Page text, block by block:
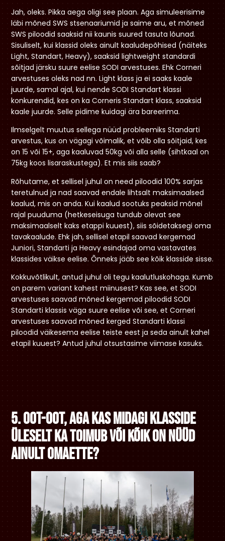
Jah, oleks. Pikka aega oligi see plaan. Aga simuleerisime
läbi mõned SWS stsenaariumid ja saime aru, et mõned
SWS piloodid saaksid nii kaunis suured tasuta lõunad.
Sisuliselt, kui klassid oleks ainult kaaludepõhised (näiteks
Light, Standart, Heavy), saaksid lightweight standardi
sõitjad järsku suure eelise SODI arvestuses. Ehk Corneri
arvestuses oleks nad nn. Light klass ja ei saaks kaale
juurde, samal ajal, kui nende SODI Standart klassi
konkurendid, kes on ka Corneris Standart klass, saaksid
kaale juurde. Selle pidime kuidagi ära bareerima.
Ilmselgelt muutus sellega nüüd probleemiks Standarti
arvestus, kus on vägagi võimalik, et võib olla sõitjaid, kes
on 15 või 15+, aga kaaluvad 50kg või alla selle (sihtkaal on
75kg koos lisaraskustega). Et mis siis saab?
Rõhutame, et sellisel juhul on need piloodid 100% sarjas
teretulnud ja nad saavad endale lihtsalt maksimaalsed
kaalud, mis on anda. Kui kaalud sootuks peaksid mõnel
rajal puuduma (hetkeseisuga tundub olevat see
maksimaalselt kaks etappi kuuest), siis sõidetaksegi oma
tavakaalude. Ehk jah, sellisel etapil saavad kergemad
Juniori, Standarti ja Heavy esindajad oma vastavates
klassides väikse eelise. Õnneks jääb see kõik klasside sisse.
Kokkuvõtlikult, antud juhul oli tegu kaalutluskohaga. Kumb
on parem variant kahest miinusest? Kas see, et SODI
arvestuses saavad mõned kergemad piloodid SODI
Standarti klassis väga suure eelise või see, et Corneri
arvestuses saavad mõned kerged Standarti klassi
piloodid väikesema eelise teiste eest ja seda ainult kahel
etapil kuuest? Antud juhul otsustasime viimase kasuks.
5. Oot-oot, aga kas midagi klasside
üleselt ka toimub või kõik on nüüd
ainult omaette?